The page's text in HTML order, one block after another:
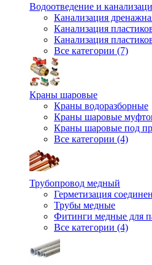
Водоотведение и
Канализация
Канализация
Канализация
Все категории (7)
Краны шаровые
Краны водоразборные
Краны шаровые
Краны шаровые под
Все категории (4)
Трубопровод медный
Герметизация
Трубы медные
Фитинги медные для
Все категории (4)